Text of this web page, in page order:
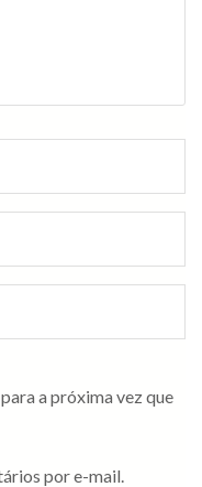
a próxima vez que
por e-mail.